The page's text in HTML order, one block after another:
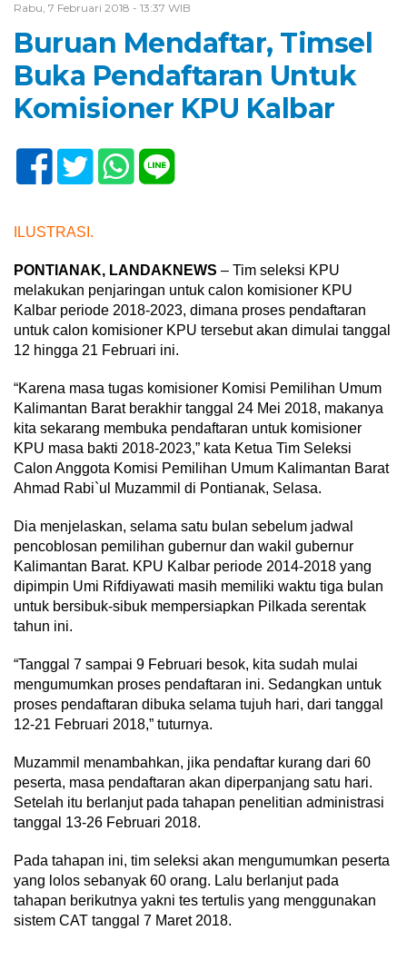
Rabu, 7 Februari 2018 - 13:37 WIB
Buruan Mendaftar, Timsel
Buka Pendaftaran Untuk
Komisioner KPU Kalbar
ILUSTRASI.
PONTIANAK, LANDAKNEWS – Tim seleksi KPU
melakukan penjaringan untuk calon komisioner KPU
Kalbar periode 2018-2023, dimana proses pendaftaran
untuk calon komisioner KPU tersebut akan dimulai tanggal
12 hingga 21 Februari ini.
“Karena masa tugas komisioner Komisi Pemilihan Umum
Kalimantan Barat berakhir tanggal 24 Mei 2018, makanya
kita sekarang membuka pendaftaran untuk komisioner
KPU masa bakti 2018-2023,” kata Ketua Tim Seleksi
Calon Anggota Komisi Pemilihan Umum Kalimantan Barat
Ahmad Rabi`ul Muzammil di Pontianak, Selasa.
Dia menjelaskan, selama satu bulan sebelum jadwal
pencoblosan pemilihan gubernur dan wakil gubernur
Kalimantan Barat. KPU Kalbar periode 2014-2018 yang
dipimpin Umi Rifdiyawati masih memiliki waktu tiga bulan
untuk bersibuk-sibuk mempersiapkan Pilkada serentak
tahun ini.
“Tanggal 7 sampai 9 Februari besok, kita sudah mulai
mengumumkan proses pendaftaran ini. Sedangkan untuk
proses pendaftaran dibuka selama tujuh hari, dari tanggal
12-21 Februari 2018,” tuturnya.
Muzammil menambahkan, jika pendaftar kurang dari 60
peserta, masa pendaftaran akan diperpanjang satu hari.
Setelah itu berlanjut pada tahapan penelitian administrasi
tanggal 13-26 Februari 2018.
Pada tahapan ini, tim seleksi akan mengumumkan peserta
yang lolos sebanyak 60 orang. Lalu berlanjut pada
tahapan berikutnya yakni tes tertulis yang menggunakan
sistem CAT tanggal 7 Maret 2018.